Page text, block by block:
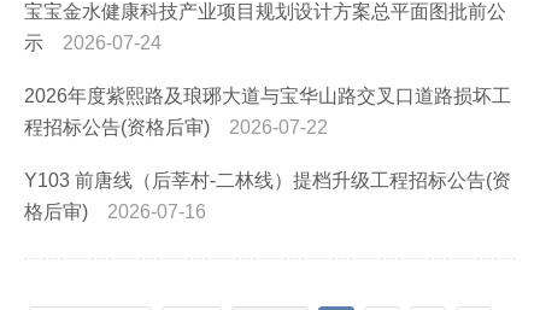
宝宝金水健康科技产业项目规划设计方案总平面图批前公
示
2026-07-24
2026年度紫熙路及琅琊大道与宝华山路交叉口道路损坏工
程招标公告(资格后审)
2026-07-22
Y103 前唐线（后莘村-二林线）提档升级工程招标公告(资
格后审)
2026-07-16